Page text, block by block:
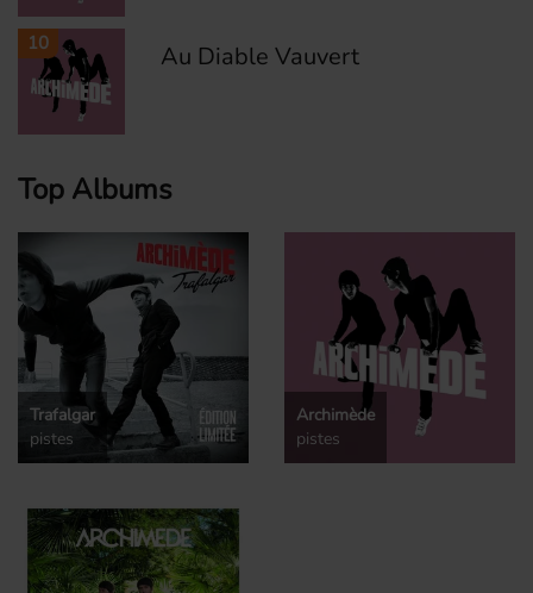
10 Au Diable Vauvert
Top Albums
Trafalgar
pistes
Archimède
pistes